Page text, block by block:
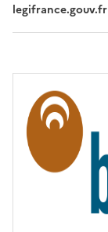
legifrance.gouv.fr